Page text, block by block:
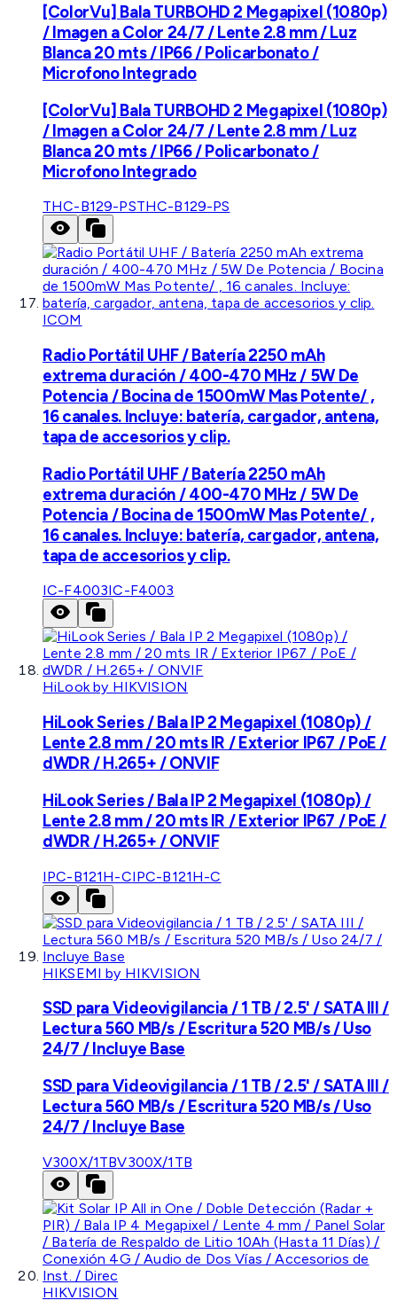
[ColorVu] Bala TURBOHD 2 Megapixel (1080p)
/ Imagen a Color 24/7 / Lente 2.8 mm / Luz
Blanca 20 mts / IP66 / Policarbonato /
Microfono Integrado
[ColorVu] Bala TURBOHD 2 Megapixel (1080p)
/ Imagen a Color 24/7 / Lente 2.8 mm / Luz
Blanca 20 mts / IP66 / Policarbonato /
Microfono Integrado
THC-B129-PSTHC-B129-PS
ICOM
Radio Portátil UHF / Batería 2250 mAh
extrema duración / 400-470 MHz / 5W De
Potencia / Bocina de 1500mW Mas Potente/ ,
16 canales. Incluye: batería, cargador, antena,
tapa de accesorios y clip.
Radio Portátil UHF / Batería 2250 mAh
extrema duración / 400-470 MHz / 5W De
Potencia / Bocina de 1500mW Mas Potente/ ,
16 canales. Incluye: batería, cargador, antena,
tapa de accesorios y clip.
IC-F4003IC-F4003
HiLook by HIKVISION
HiLook Series / Bala IP 2 Megapixel (1080p) /
Lente 2.8 mm / 20 mts IR / Exterior IP67 / PoE /
dWDR / H.265+ / ONVIF
HiLook Series / Bala IP 2 Megapixel (1080p) /
Lente 2.8 mm / 20 mts IR / Exterior IP67 / PoE /
dWDR / H.265+ / ONVIF
IPC-B121H-CIPC-B121H-C
HIKSEMI by HIKVISION
SSD para Videovigilancia / 1 TB / 2.5' / SATA III /
Lectura 560 MB/s / Escritura 520 MB/s / Uso
24/7 / Incluye Base
SSD para Videovigilancia / 1 TB / 2.5' / SATA III /
Lectura 560 MB/s / Escritura 520 MB/s / Uso
24/7 / Incluye Base
V300X/1TBV300X/1TB
HIKVISION